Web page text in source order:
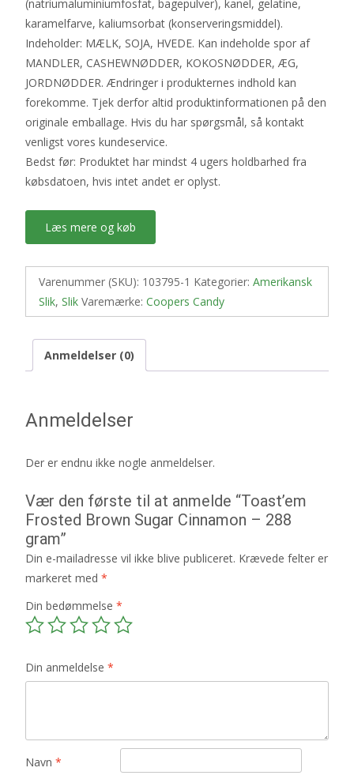
(natriumaluminiumfosfat, bagepulver), kanel, gelatine,
karamelfarve, kaliumsorbat (konserveringsmiddel).
Indeholder: MÆLK, SOJA, HVEDE. Kan indeholde spor af
MANDLER, CASHEWNØDDER, KOKOSNØDDER, ÆG,
JORDNØDDER. Ændringer i produkternes indhold kan
forekomme. Tjek derfor altid produktinformationen på den
originale emballage. Hvis du har spørgsmål, så kontakt
venligst vores kundeservice.
Bedst før: Produktet har mindst 4 ugers holdbarhed fra
købsdatoen, hvis intet andet er oplyst.
Læs mere og køb
Varenummer (SKU): 103795-1 Kategorier: Amerikansk
Slik, Slik Varemærke: Coopers Candy
Anmeldelser (0)
Anmeldelser
Der er endnu ikke nogle anmeldelser.
Vær den første til at anmelde “Toast’em
Frosted Brown Sugar Cinnamon – 288
gram”
Din e-mailadresse vil ikke blive publiceret. Krævede felter er
markeret med *
Din bedømmelse *
Din anmeldelse *
Navn *